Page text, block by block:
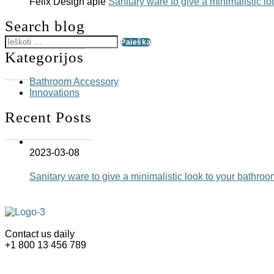
Search blog
Kategorijos
Bathroom Accessory
Innovations
Recent Posts
2023-03-08
Sanitary ware to give a minimalistic look to your
Contact us daily
+1 800 13 456 789